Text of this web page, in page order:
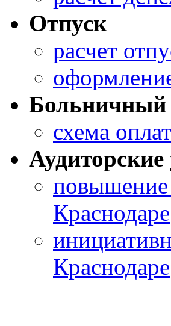
Отпуск
расчет
Больничный
схема
Аудиторские
повышение
Краснодаре
Краснодаре